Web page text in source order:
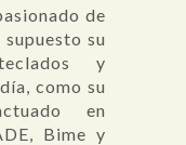
de
su
y
como su
en
Bime y